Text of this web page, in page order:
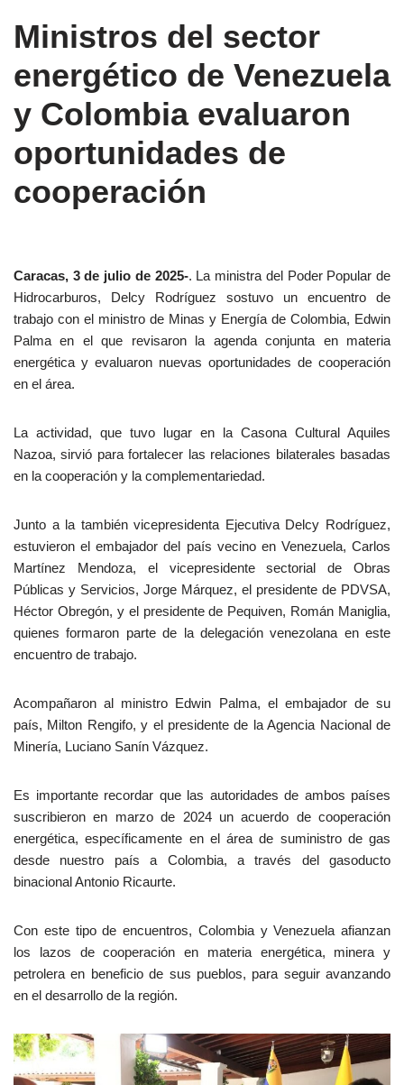
Ministros del sector
energético de Venezuela
y Colombia evaluaron
oportunidades de
cooperación
Caracas, 3 de julio de 2025-. La ministra del Poder Popular de
Hidrocarburos, Delcy Rodríguez sostuvo un encuentro de
trabajo con el ministro de Minas y Energía de Colombia, Edwin
Palma en el que revisaron la agenda conjunta en materia
energética y evaluaron nuevas oportunidades de cooperación
en el área.
La actividad, que tuvo lugar en la Casona Cultural Aquiles
Nazoa, sirvió para fortalecer las relaciones bilaterales basadas
en la cooperación y la complementariedad.
Junto a la también vicepresidenta Ejecutiva Delcy Rodríguez,
estuvieron el embajador del país vecino en Venezuela, Carlos
Martínez Mendoza, el vicepresidente sectorial de Obras
Públicas y Servicios, Jorge Márquez, el presidente de PDVSA,
Héctor Obregón, y el presidente de Pequiven, Román Maniglia,
quienes formaron parte de la delegación venezolana en este
encuentro de trabajo.
Acompañaron al ministro Edwin Palma, el embajador de su
país, Milton Rengifo, y el presidente de la Agencia Nacional de
Minería, Luciano Sanín Vázquez.
Es importante recordar que las autoridades de ambos países
suscribieron en marzo de 2024 un acuerdo de cooperación
energética, específicamente en el área de suministro de gas
desde nuestro país a Colombia, a través del gasoducto
binacional Antonio Ricaurte.
Con este tipo de encuentros, Colombia y Venezuela afianzan
los lazos de cooperación en materia energética, minera y
petrolera en beneficio de sus pueblos, para seguir avanzando
en el desarrollo de la región.